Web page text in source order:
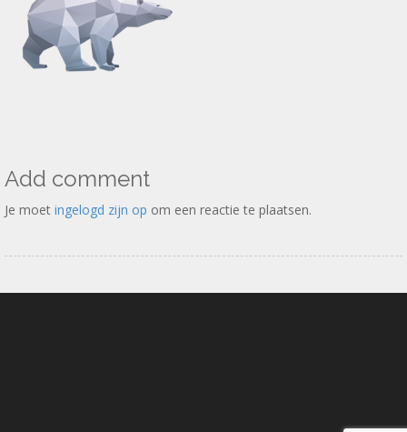
Add comment
Je moet ingelogd zijn op om een reactie te plaatsen.